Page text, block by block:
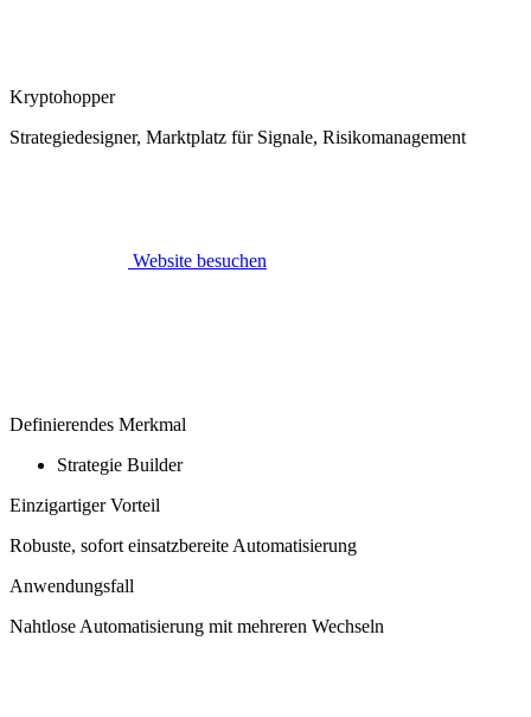
Kryptohopper
Strategiedesigner, Marktplatz für Signale, Risikomanagement
Website besuchen
Definierendes Merkmal
Strategie Builder
Einzigartiger Vorteil
Robuste, sofort einsatzbereite Automatisierung
Anwendungsfall
Nahtlose Automatisierung mit mehreren Wechseln